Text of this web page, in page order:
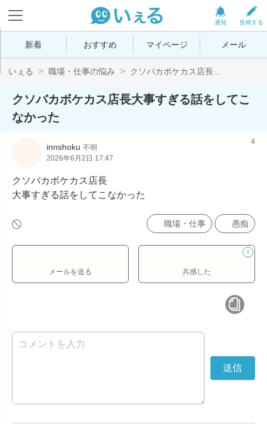
投稿する
通知
新着 おすすめ マイページ メール
いぇる 職場・仕事の悩み クソバカボケカス店長...
クソバカボケカス店長大事すぎる話をしてこ
なかった
innshoku 不明
2026年6月2日 17:47
4
クソバカボケカス店長
大事すぎる話をしてこなかった
職場・仕事 愚痴
メールを送る
0
共感した